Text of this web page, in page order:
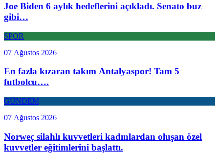
Joe Biden 6 aylık hedeflerini açıkladı. Senato buz
gibi…
SPOR
07 Ağustos 2026
En fazla kızaran takım Antalyaspor! Tam 5
futbolcu….
GÜNDEM
07 Ağustos 2026
Norweç silahlı kuvvetleri kadınlardan oluşan özel
kuvvetler eğitimlerini başlattı.